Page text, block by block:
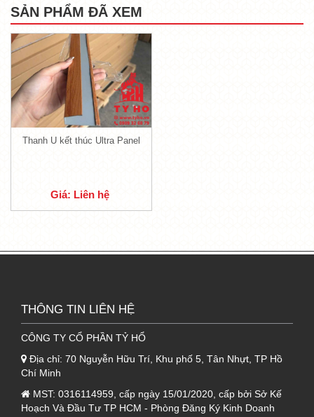
- U kết thúc Ultra Panel
tôn thường được thiết kế để phù hợp với độ
dày tiêu chuẩn của tấm ốp. Dưới đây là kích
thước phổ biến:
Kích thước phổ biến: 16mm chiều rộng
lòng trong, tương ứng độ dày tấm Ultra
Panel, 2 cạnh U cao lần lượt là 50 và
yêu cầu.
3. Quy trình thi công thanh U kết
thúc Ultra Panel
- Việc thi công đúng kỹ thuật không chỉ giúp
công trình đẹp mà còn kéo dài tuổi thọ sản
SẢN PHẨM ĐÃ XEM
Thanh U kết thúc Ultra Panel
Giá: Liên hệ
THÔNG TIN LIÊN HỆ
CÔNG TY CỔ PHẦN TỶ HỔ
Địa chỉ: 70 Nguyễn Hữu Trí, Khu phố 5, Tân Nhựt, TP Hồ
Chí Minh
MST: 0316114959, cấp ngày 15/01/2020, cấp bởi Sở Kế
Hoạch Và Đầu Tư TP HCM - Phòng Đăng Ký Kinh Doanh